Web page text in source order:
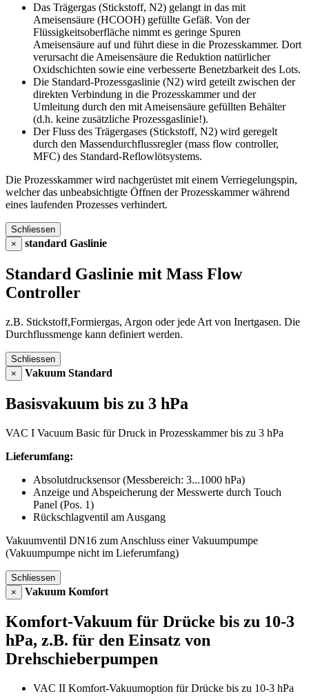
Das Trägergas (Stickstoff, N2) gelangt in das mit
Ameisensäure (HCOOH) gefüllte Gefäß. Von der
Flüssigkeitsoberfläche nimmt es geringe Spuren
Ameisensäure auf und führt diese in die Prozesskammer. Dort
verursacht die Ameisensäure die Reduktion natürlicher
Oxidschichten sowie eine verbesserte Benetzbarkeit des Lots.
Die Standard-Prozessgaslinie (N2) wird geteilt zwischen der
direkten Verbindung in die Prozesskammer und der
Umleitung durch den mit Ameisensäure gefüllten Behälter
(d.h. keine zusätzliche Prozessgaslinie!).
Der Fluss des Trägergases (Stickstoff, N2) wird geregelt
durch den Massendurchflussregler (mass flow controller,
MFC) des Standard-Reflowlötsystems.
Die Prozesskammer wird nachgerüstet mit einem Verriegelungspin,
welcher das unbeabsichtigte Öffnen der Prozesskammer während
eines laufenden Prozesses verhindert.
Schliessen
×
standard Gaslinie
Standard Gaslinie mit Mass Flow
Controller
z.B. Stickstoff,Formiergas, Argon oder jede Art von Inertgasen. Die
Durchflussmenge kann definiert werden.
Schliessen
×
Vakuum Standard
Basisvakuum bis zu 3 hPa
VAC I Vacuum Basic für Druck in Prozesskammer bis zu 3 hPa
Lieferumfang:
Absolutdrucksensor (Messbereich: 3...1000 hPa)
Anzeige und Abspeicherung der Messwerte durch Touch
Panel (Pos. 1)
Rückschlagventil am Ausgang
Vakuumventil DN16 zum Anschluss einer Vakuumpumpe
(Vakuumpumpe nicht im Lieferumfang)
Schliessen
×
Vakuum Komfort
Komfort-Vakuum für Drücke bis zu 10-3
hPa, z.B. für den Einsatz von
Drehschieberpumpen
VAC II Komfort-Vakuumoption für Drücke bis zu 10-3 hPa